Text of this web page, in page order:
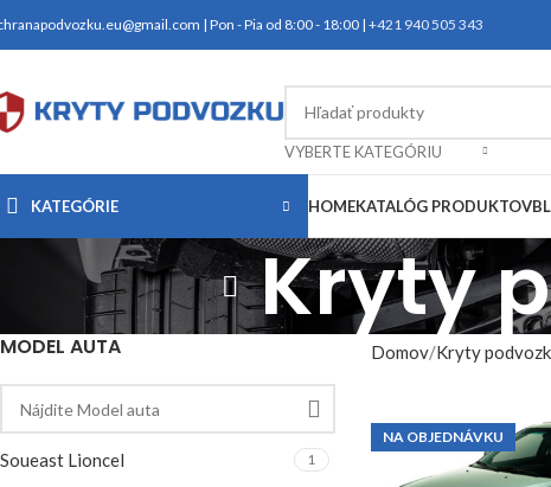
| Pon - Pia od 8:00 - 18:00 | +421 940 505 343
VYBERTE KATEGÓRIU
KATEGÓRIE HOMEKATALÓG PRODUKTOV
Kryty
MODEL AUTA
Soueast Lioncel 1
Domov Kryty
NA OBJEDNÁVKU